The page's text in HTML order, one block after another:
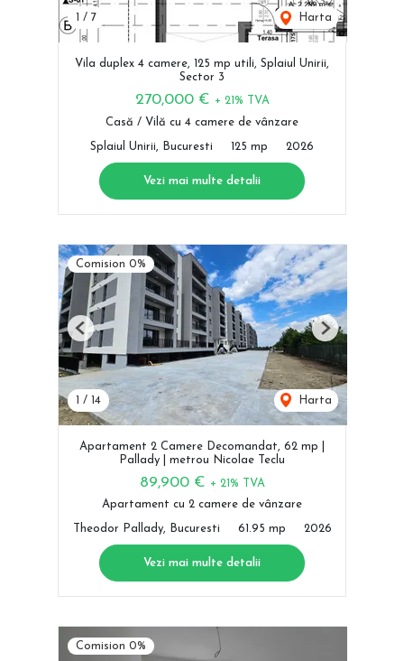
1 / 7 Harta
Vila duplex 4 camere, 125 mp utili, Splaiul Unirii,
Sector 3
270,000 € + 21% TVA
Casă / Vilă cu 4 camere de vânzare
Splaiul Unirii, Bucuresti 125 mp 2026
Vezi mai multe detalii
Comision 0%
1 / 14 Harta
Previous Next
Apartament 2 Camere Decomandat, 62 mp |
Pallady | metrou Nicolae Teclu
89,900 € + 21% TVA
Apartament cu 2 camere de vânzare
Theodor Pallady, Bucuresti 61.95 mp 2026
Vezi mai multe detalii
Comision 0%